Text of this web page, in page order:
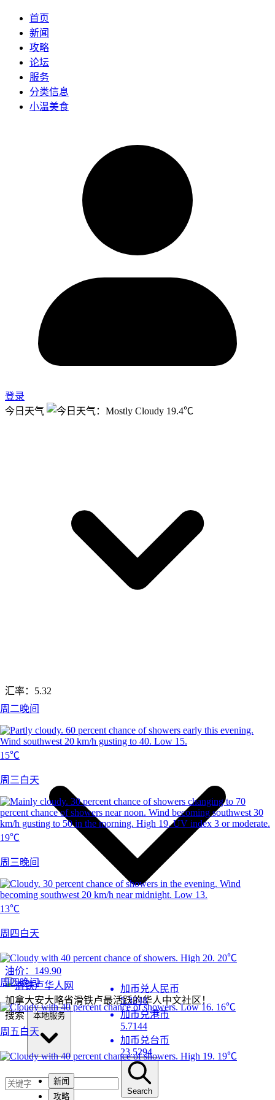
首页
新闻
攻略
论坛
服务
分类信息
小温美食
登录
今日天气
19.4℃
周二晚间
15℃
周三白天
19℃
周三晚间
13℃
周四白天
20℃
周四晚间
16℃
周五白天
19℃
汇率： 5.32
加币兑人民币
5.3248
加币兑港币
5.7144
加币兑台币
23.5294
油价： 149.90
加拿大安大略省滑铁卢最活跃的华人中文社区！
搜索
新闻
攻略
Search